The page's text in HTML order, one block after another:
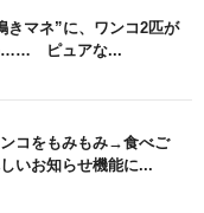
きマネ”に、ワンコ2匹が
…… ピュアな...
コをもみもみ→食べご
お知らせ機能に...